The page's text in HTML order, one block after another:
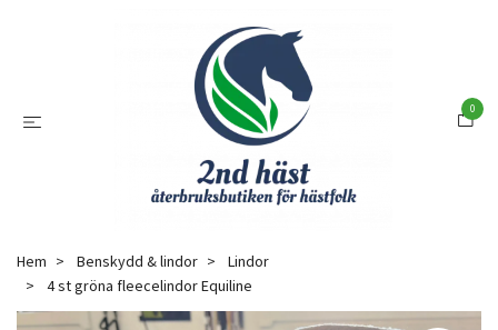
0
Hem Benskydd & lindor
Lindor
4 st gröna fleecelindor Equiline